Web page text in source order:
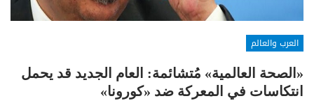
العرب والعالم
«الصحة العالمية» مُتشائمة: العام الجديد قد يحمل
انتكاسات في المعركة ضد «كورونا»